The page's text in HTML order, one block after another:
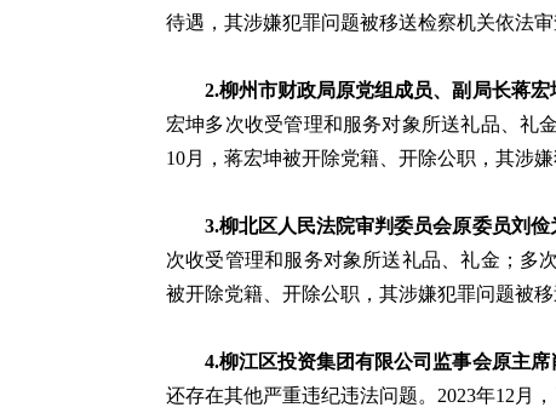
待遇，其涉嫌犯罪问题被移送检察机关依法审
2.柳州市财政局原党组成员、副局长蒋
宏坤多次收受管理和服务对象所送礼品、礼
10月，蒋宏坤被开除党籍、开除公职，其涉
3.柳北区人民法院审判委员会原委员刘
次收受管理和服务对象所送礼品、礼金；多
被开除党籍、开除公职，其涉嫌犯罪问题被移
4.柳江区投资集团有限公司监事会原主席
还存在其他严重违纪违法问题。2023年12月